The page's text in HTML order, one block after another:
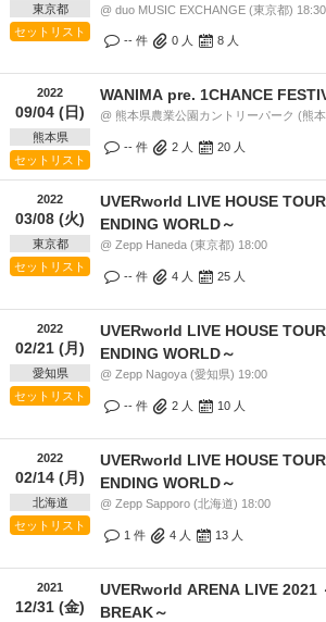
東京都
セットリスト
@ duo MUSIC EXCHANGE (東京都) 18:30
-- 件 0 人 8 人
2022
09/04 (日)
熊本県
セットリスト
WANIMA pre. 1CHANCE
@ 熊本県農業公園カントリーパーク (熊
-- 件 2 人 20 人
2022
03/08 (火)
東京都
セットリスト
UVERworld LIVE HOUSE
ENDING WORLD～
@ Zepp Haneda (東京都) 18:00
-- 件 4 人 25 人
2022
02/21 (月)
愛知県
セットリスト
UVERworld LIVE HOUSE
ENDING WORLD～
@ Zepp Nagoya (愛知県) 19:00
-- 件 2 人 10 人
2022
02/14 (月)
北海道
セットリスト
UVERworld LIVE HOUSE
ENDING WORLD～
@ Zepp Sapporo (北海道) 18:00
1 件 4 人 13 人
2021
12/31 (金)
UVERworld ARENA LIVE 2021
BREAK～